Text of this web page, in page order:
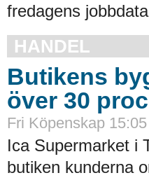
fredagens
HANDEL
Butikens
över 30
Fri Köpenskap 15:05
Ica Supermarket i
butiken kunderna